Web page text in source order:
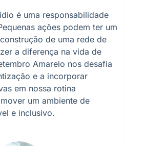
é uma responsabilidade
ações podem ter um
de uma rede de
a diferença na vida de
Amarelo nos desafia
e a incorporar
em nossa rotina
um ambiente de
e inclusivo.